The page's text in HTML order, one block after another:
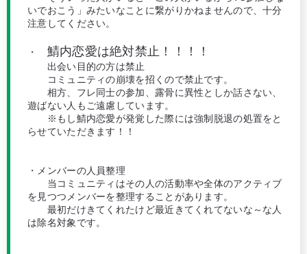
いでおこう」みたいなことに繋がりかねませんので、十分
注意してください。
・ 鯖内恋愛は絶対禁止！！！！
出会い目的の方は禁止
コミュニティの崩壊を招くので禁止です。
相方、フレ同士の参加、露骨に異性としか話さない、
遊ばない人もご遠慮しています。
※もし鯖内恋愛が発覚した際には強制脱退の処置をと
らせていただきます！！
・メンバーの人員整理
当コミュニティはその人の活動率や全体のアクティブ
を見つつメンバーを整理することがあります。
最初だけきてくれたけど最近きてくれてないな～な人
は除名対象です。